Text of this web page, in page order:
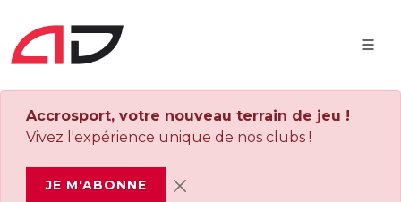
Accrosport, votre nouveau terrain de jeu !
Vivez l'expérience unique de nos clubs !
JE M'ABONNE